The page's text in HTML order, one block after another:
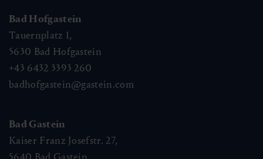
Bad Hofgastein
Tauernplatz 1,
5630 Bad Hofgastein
+43 6432 3393 260
badhofgastein@gastein.com
Bad Gastein
Kaiser Franz Josefstr. 27,